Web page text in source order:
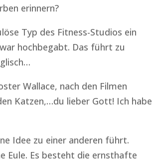
erinnern?
Typ des Fitness-Studios ein
hochbegabt. Das führt zu
Wallace, nach den Filmen
Katzen,…du lieber Gott! Ich habe
Idee zu einer anderen führt.
Eule. Es besteht die ernsthafte